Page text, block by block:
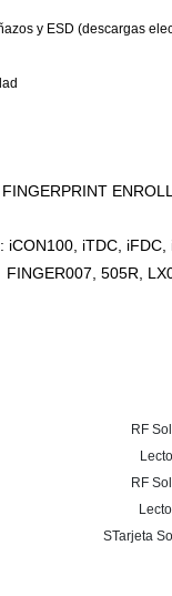
y ESD (descargas
iCON100, iTDC,
505R, LX007,
RF
RF
STarjeta